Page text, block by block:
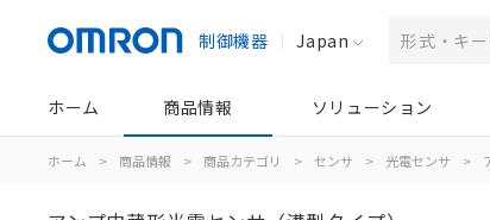
制御機器 Japan
ホーム 商品情報 ソリューション
ホーム > 商品情報 > 商品カテゴリ > センサ > 光電センサ >